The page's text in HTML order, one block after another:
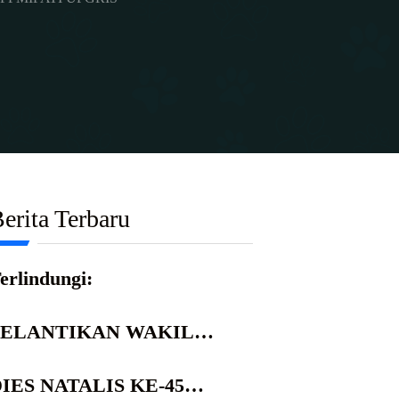
Terbaru
WAKIL
2026-2030
NATALIS KE-45